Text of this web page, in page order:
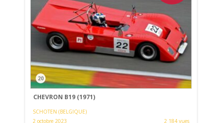
20
CHEVRON B19 (1971)
SCHOTEN (BELGIQUE)
2 octobre 2023
2 184 vues